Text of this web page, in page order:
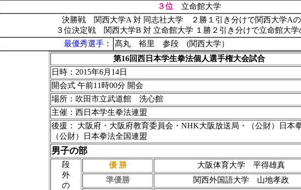
３位 立命館大学
決勝戦 関西大学A 対 同志社大学 ２勝１引き分けで関西大学A
３位決定戦 関西大学B 対 立命館大学 １勝２引き分けで立命館大学
最優秀選手 ：
髙丸 裕里 参段 (関西大学）
第16回西日本学生拳法個人選手権大会試合
日時：2015年6月14日
開会式 午前11時00分 開会
場所：吹田市立武道館 洗心館
主催：西日本学生拳法連盟
後援： 大阪府・大阪府教育委員会・NHK大阪放送局・（公財）日本
（公財）日本拳法全国連盟
男子の部
段
外
の
優 勝
大阪体育大学 平得雄真
準優勝
関西外国語大学 山地孝政